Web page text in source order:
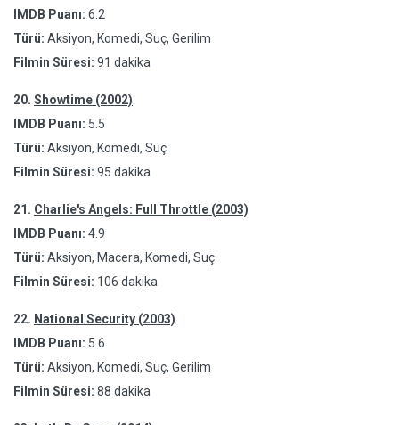
IMDB Puanı: 6.2
Türü: Aksiyon, Komedi, Suç, Gerilim
Filmin Süresi: 91 dakika
20. Showtime (2002)
IMDB Puanı: 5.5
Türü: Aksiyon, Komedi, Suç
Filmin Süresi: 95 dakika
21. Charlie's Angels: Full Throttle (2003)
IMDB Puanı: 4.9
Türü: Aksiyon, Macera, Komedi, Suç
Filmin Süresi: 106 dakika
22. National Security (2003)
IMDB Puanı: 5.6
Türü: Aksiyon, Komedi, Suç, Gerilim
Filmin Süresi: 88 dakika